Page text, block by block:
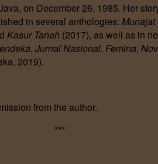
on December 26, 1985. Her
in several anthologies: Munajat
Kasur Tanah (2017), as well as in
, Jurnal Nasional, Femina,
2019).
from the author.
***